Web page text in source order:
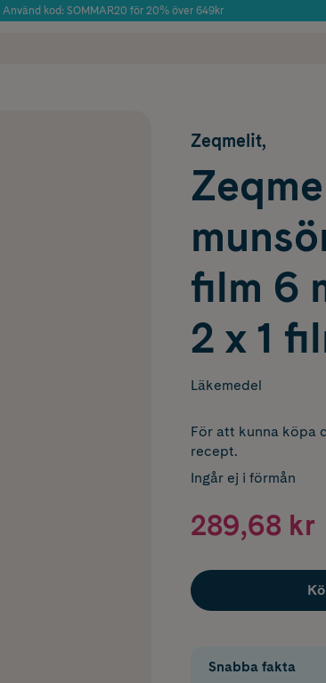
Använd kod: SOMMAR20 för 20% över 649kr
Zeqmelit,
film 6
2 x 1
Läkemedel
För att kunna köpa
recept.
Ingår ej i förmån
289,68 kr
Snabba fakta